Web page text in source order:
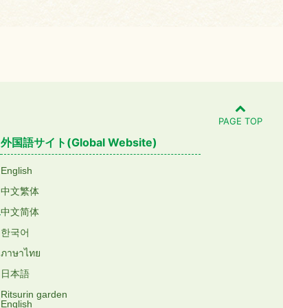
PAGE TOP
外国語サイト(Global Website)
English
中文繁体
中文简体
한국어
ภาษาไทย
日本語
Ritsurin garden
English